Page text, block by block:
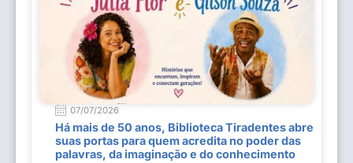
07/07/2026
Há mais de 50 anos, Biblioteca Tiradentes abre
suas portas para quem acredita no poder das
palavras, da imaginação e do conhecimento